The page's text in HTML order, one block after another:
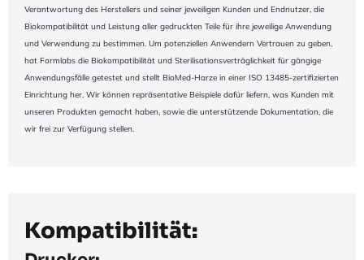
Verantwortung des Herstellers und seiner jeweiligen Kunden und Endnutzer, die
Biokompatibilität und Leistung aller gedruckten Teile für ihre jeweilige Anwendung
und Verwendung zu bestimmen. Um potenziellen Anwendern Vertrauen zu geben,
hat Formlabs die Biokompatibilität und Sterilisationsverträglichkeit für gängige
Anwendungsfälle getestet und stellt BioMed-Harze in einer ISO 13485-zertifizierten
Einrichtung her. Wir können repräsentative Beispiele dafür liefern, was Kunden mit
unseren Produkten gemacht haben, sowie die unterstützende Dokumentation, die
wir frei zur Verfügung stellen.
Kompatibilität: